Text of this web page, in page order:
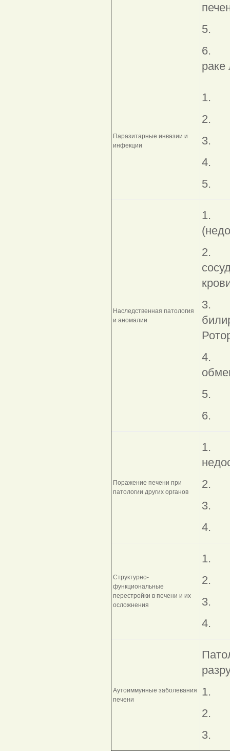
5.
6.
раке
Паразитарные инвазии и
инфекции
1.
Наследственная патология
и аномалии
1.
2.
3.
4.
5.
6.
Поражение печени при
патологии других органов
1.
3.
4.
Структурно-
функциональные
перестройки в печени и их
осложнения
2.
3.
4.
Аутоиммунные заболевания
печени
1.
2.
3.